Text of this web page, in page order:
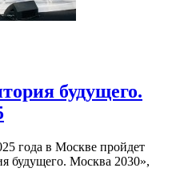
будущего.
года в Москве пройдет
будущего. Москва 2030»,